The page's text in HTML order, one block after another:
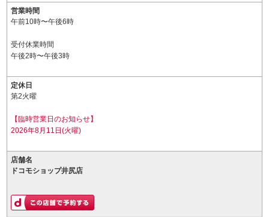
営業時間
午前10時〜午後6時
受付休業時間
午後2時〜午後3時
定休日
第2火曜
【臨時営業日のお知らせ】
2026年8月11日(火曜)
店舗名
ドコモショップ井尻店